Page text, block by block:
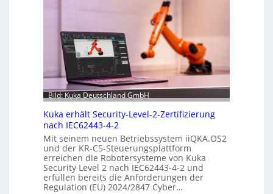
Bild: Kuka Deutschland GmbH
Kuka erhält Security-Level-2-Zertifizierung
nach IEC62443-4-2
Mit seinem neuen Betriebssystem iiQKA.OS2
und der KR-C5-Steuerungsplattform
erreichen die Robotersysteme von Kuka
Security Level 2 nach IEC62443-4-2 und
erfüllen bereits die Anforderungen der
Regulation (EU) 2024/2847 Cyber…